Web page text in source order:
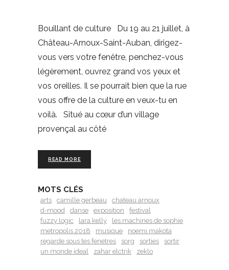
Bouillant de culture Du 19 au 21 juillet, à
Château-Arnoux-Saint-Auban, dirigez-
vous vers votre fenêtre, penchez-vous
légèrement, ouvrez grand vos yeux et
vos oreilles. Il se pourrait bien que la rue
vous offre de la culture en veux-tu en
voilà. Situé au cœur d’un village
provençal au côté
READ MORE
MOTS CLÉS
arts camille gerbeau
chateau arnoux
d-mood
danse exposition
festival
fuzzy logic
lara kelly
les machines de sophie
metropolis 2018
musique
noemi makota
regarde sous tes fenetres
sorg sorties
sortir
un monde ideal
zahar elctrik zeklo